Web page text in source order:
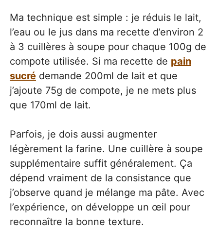
Ma technique est simple : je réduis le lait,
l’eau ou le jus dans ma recette d’environ 2
à 3 cuillères à soupe pour chaque 100g de
compote utilisée. Si ma recette de pain
sucré demande 200ml de lait et que
j’ajoute 75g de compote, je ne mets plus
que 170ml de lait.
Parfois, je dois aussi augmenter
légèrement la farine. Une cuillère à soupe
supplémentaire suffit généralement. Ça
dépend vraiment de la consistance que
j’observe quand je mélange ma pâte. Avec
l’expérience, on développe un œil pour
reconnaître la bonne texture.